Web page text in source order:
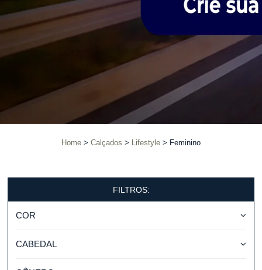
Home Calçados Lifestyle Feminino
FILTROS:
COR
CABEDAL